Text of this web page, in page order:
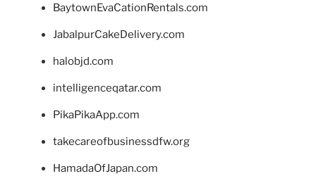
BaytownEvaCationRentals.com
JabalpurCakeDelivery.com
halobjd.com
intelligenceqatar.com
PikaPikaApp.com
takecareofbusinessdfw.org
HamadaOfJapan.com